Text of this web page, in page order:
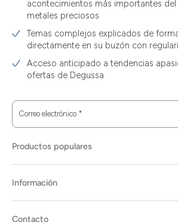
acontecimientos más importantes
metales preciosos
Temas complejos explicados de
directamente en su buzón con
Acceso anticipado a tendencias
ofertas de Degussa
Correo electrónico *
Productos populares
Información
Contacto